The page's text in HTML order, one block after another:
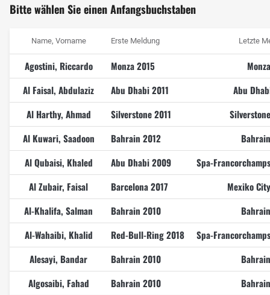
Bitte wählen Sie einen Anfangsbuchstaben
Name, Vorname Erste Meldung Letzte
Agostini, Riccardo Monza 2015
Al Faisal, Abdulaziz
Abu Dhabi 2011
Abu
Al Harthy, Ahmad
Silverstone 2011
Al Kuwari, Saadoon
Bahrain 2012
Al Qubaisi, Khaled
Abu Dhabi 2009
Spa-
Al Zubair, Faisal
Barcelona 2017
Mexiko
Al-Khalifa, Salman
Bahrain 2010
Al-Wahaibi, Khalid
Red-Bull-Ring 2018
Spa-
Alesayi, Bandar
Bahrain 2010
Algosaibi, Fahad
Bahrain 2010